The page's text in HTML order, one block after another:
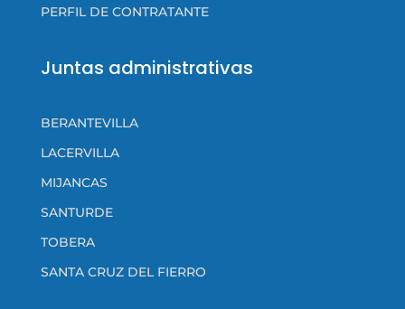
PERFIL DE CONTRATANTE
Juntas administrativas
BERANTEVILLA
LACERVILLA
MIJANCAS
SANTURDE
TOBERA
SANTA CRUZ DEL FIERRO